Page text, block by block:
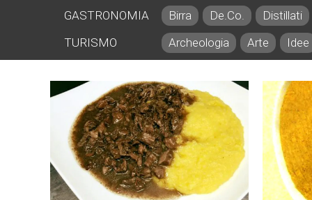
GASTRONOMIA
Birra De.Co.
Distillati
TURISMO
Archeologia Arte Idee